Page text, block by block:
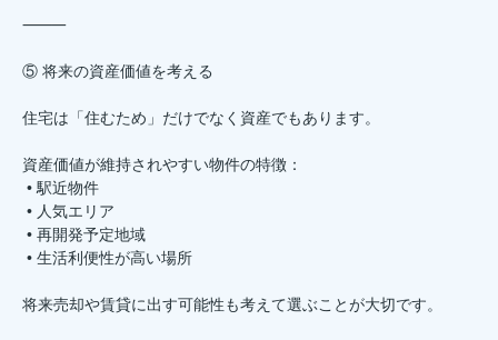
⸻
⑤ 将来の資産価値を考える
住宅は「住むため」だけでなく資産でもあります。
資産価値が維持されやすい物件の特徴：
• 駅近物件
• 人気エリア
• 再開発予定地域
• 生活利便性が高い場所
将来売却や賃貸に出す可能性も考えて選ぶことが大切です。